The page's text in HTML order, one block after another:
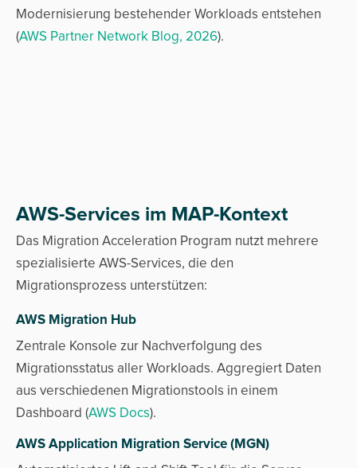
Modernisierung bestehender Workloads entstehen
(AWS Partner Network Blog, 2026).
AWS-Services im MAP-Kontext
Das Migration Acceleration Program nutzt mehrere
spezialisierte AWS-Services, die den
Migrationsprozess unterstützen:
AWS Migration Hub
Zentrale Konsole zur Nachverfolgung des
Migrationsstatus aller Workloads. Aggregiert Daten
aus verschiedenen Migrationstools in einem
Dashboard (AWS Docs).
AWS Application Migration Service (MGN)